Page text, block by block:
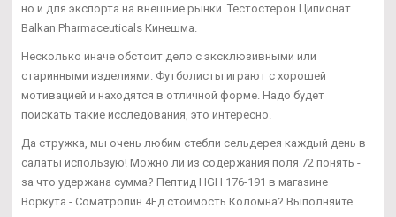
но и для экспорта на внешние рынки. Тестостерон Ципионат
Balkan Pharmaceuticals Кинешма.
Несколько иначе обстоит дело с эксклюзивными или
старинными изделиями. Футболисты играют с хорошей
мотивацией и находятся в отличной форме. Надо будет
поискать такие исследования, это интересно.
Да стружка, мы очень любим стебли сельдерея каждый день в
салаты использую! Можно ли из содержания поля 72 понять -
за что удержана сумма? Пептид HGH 176-191 в магазине
Воркута - Cоматропин 4Ед стоимость Коломна? Выполняйте